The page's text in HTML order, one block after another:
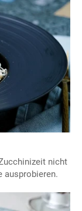
nicht
ausprobieren.